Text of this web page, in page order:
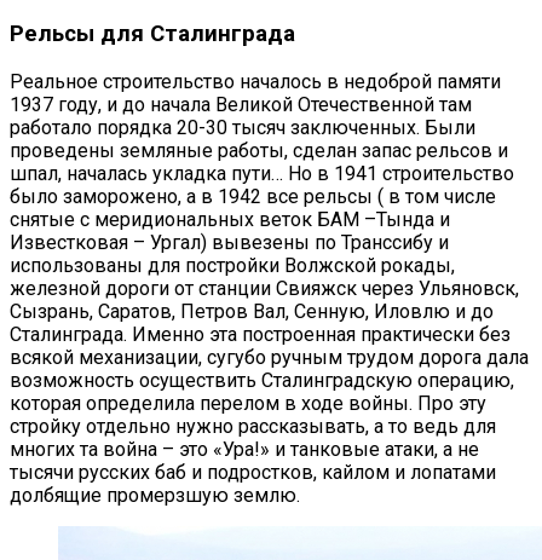
Рельсы для Сталинграда
Реальное строительство началось в недоброй памяти
1937 году, и до начала Великой Отечественной там
работало порядка 20-30 тысяч заключенных. Были
проведены земляные работы, сделан запас рельсов и
шпал, началась укладка пути… Но в 1941 строительство
было заморожено, а в 1942 все рельсы ( в том числе
снятые с меридиональных веток БАМ –Тында и
Известковая – Ургал) вывезены по Транссибу и
использованы для постройки Волжской рокады,
железной дороги от станции Свияжск через Ульяновск,
Сызрань, Саратов, Петров Вал, Сенную, Иловлю и до
Сталинграда. Именно эта построенная практически без
всякой механизации, сугубо ручным трудом дорога дала
возможность осуществить Сталинградскую операцию,
которая определила перелом в ходе войны. Про эту
стройку отдельно нужно рассказывать, а то ведь для
многих та война – это «Ура!» и танковые атаки, а не
тысячи русских баб и подростков, кайлом и лопатами
долбящие промерзшую землю.